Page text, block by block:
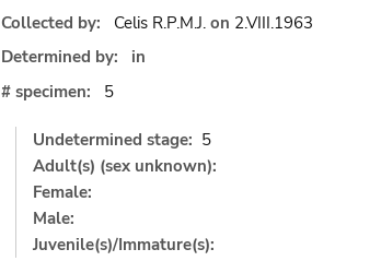
Collected by:
Celis R.P.M.J. on 2.VIII.1963
Determined by:
in
# specimen:
5
Undetermined stage: 5
Adult(s) (sex unknown):
Female:
Male:
Juvenile(s)/Immature(s):